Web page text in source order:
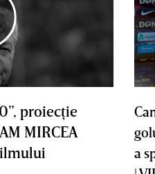
proiecţie
MIRCEA
a